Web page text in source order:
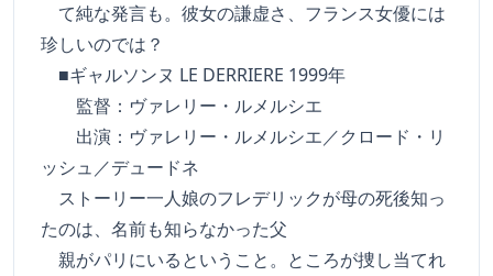
て純な発言も。彼女の謙虚さ、フランス女優には
珍しいのでは？
■ギャルソンヌ LE DERRIERE 1999年
監督：ヴァレリー・ルメルシエ
出演：ヴァレリー・ルメルシエ／クロード・リ
ッシュ／デュードネ
ストーリー一人娘のフレデリックが母の死後知っ
たのは、名前も知らなかった父
親がパリにいるということ。ところが捜し当てれ